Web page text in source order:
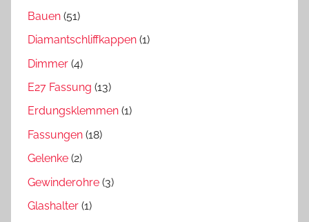
Bauen (51)
Diamantschliffkappen (1)
Dimmer (4)
E27 Fassung (13)
Erdungsklemmen (1)
Fassungen (18)
Gelenke (2)
Gewinderohre (3)
Glashalter (1)